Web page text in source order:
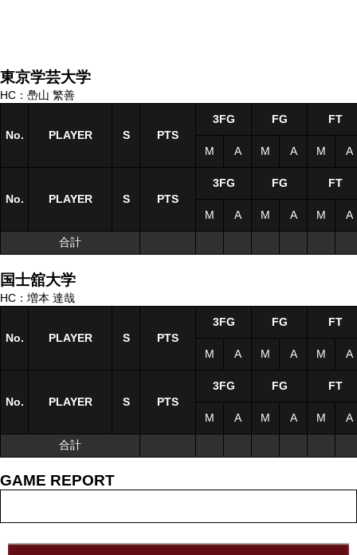
東京学芸大学
HC：㠀山 繁善
No. PLAYER S
No. PLAYER S
合計
No. PLAYER S PTS
3FG FG FT
M A M A M A
No. PLAYER S PTS
3FG FG FT
M A M A M A
合計
国士舘大学
HC：増本 達哉
No. PLAYER S
No. PLAYER S
合計
No. PLAYER S PTS
3FG FG FT
M A M A M A
No. PLAYER S PTS
3FG FG FT
M A M A M A
合計
GAME REPORT